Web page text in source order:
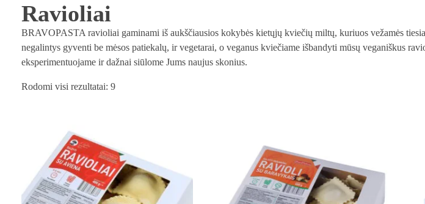
Ravioliai
BRAVOPASTA ravioliai gaminami iš aukščiausios kokybės kietųjų kviečių miltų, kuriuos vežamės
negalintys gyventi be mėsos patiekalų, ir vegetarai, o veganus kviečiame išbandyti mūsų veganiškus
eksperimentuojame ir dažnai siūlome Jums naujus skonius.
Rodomi visi rezultatai: 9